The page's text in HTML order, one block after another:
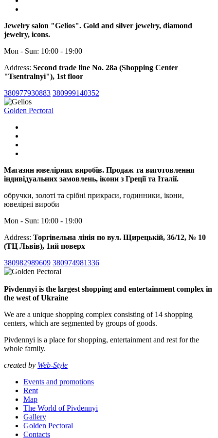
Jewelry salon "Gelios". Gold and silver jewelry, diamond
jewelry, icons.
Mon - Sun: 10:00 - 19:00
Address: Second trade line No. 28a (Shopping Center
"Tsentralnyi"), 1st floor
380977930883 380999140352
Golden Pectoral
Магазин ювелірних виробів. Продаж та виготовлення
індивідуальних замовлень, ікони з Греції та Італії.
обручки, золоті та срібні прикраси, годинники, ікони,
ювелірні вироби
Mon - Sun: 10:00 - 19:00
Address: Торгівельна лінія по вул. Щирецькій, 36/12, № 10
(ТЦ Львів), 1ий поверх
380982989609 380974981336
Pivdennyi is the largest shopping and entertainment complex in
the west of Ukraine
We are a unique shopping complex consisting of 14 shopping
centers, which are segmented by groups of goods.
Pivdennyi is a place for shopping, entertainment and rest for the
whole family.
created by Web-Style
Events and promotions
Rent
Map
The World of Pivdennyi
Gallery
Golden Pectoral
Contacts